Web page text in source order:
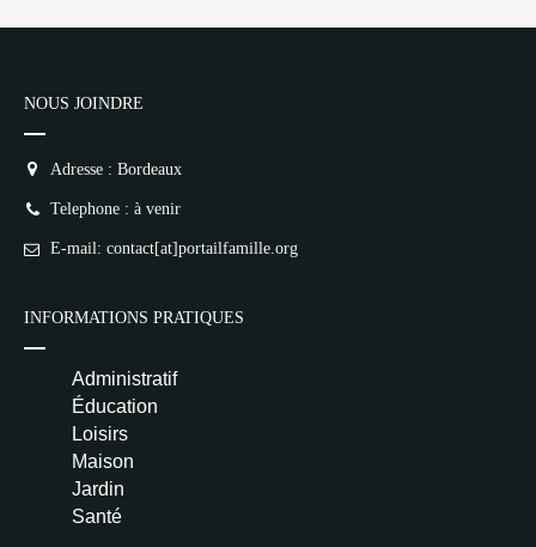
NOUS JOINDRE
Adresse : Bordeaux
Telephone : à venir
E-mail: contact[at]portailfamille.org
INFORMATIONS PRATIQUES
Administratif
Éducation
Loisirs
Maison
Jardin
Santé